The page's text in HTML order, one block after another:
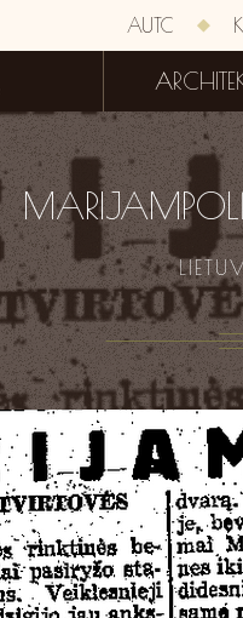
AUTC